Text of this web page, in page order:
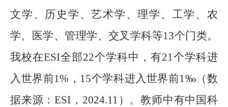
文学、历史学、艺术学、理学、工学、农
学、医学、管理学、交叉学科等13个门类。
我校在ESI全部22个学科中，有21个学科进
入世界前1% ， 15个学科进入世界前1‰ （数
据来源：ESI ， 2024.11 ）。教师中有中国科